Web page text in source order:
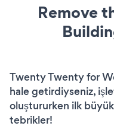
Remove
Twenty Twenty for
hale getirdiyseniz,
oluştururken ilk
tebrikler!